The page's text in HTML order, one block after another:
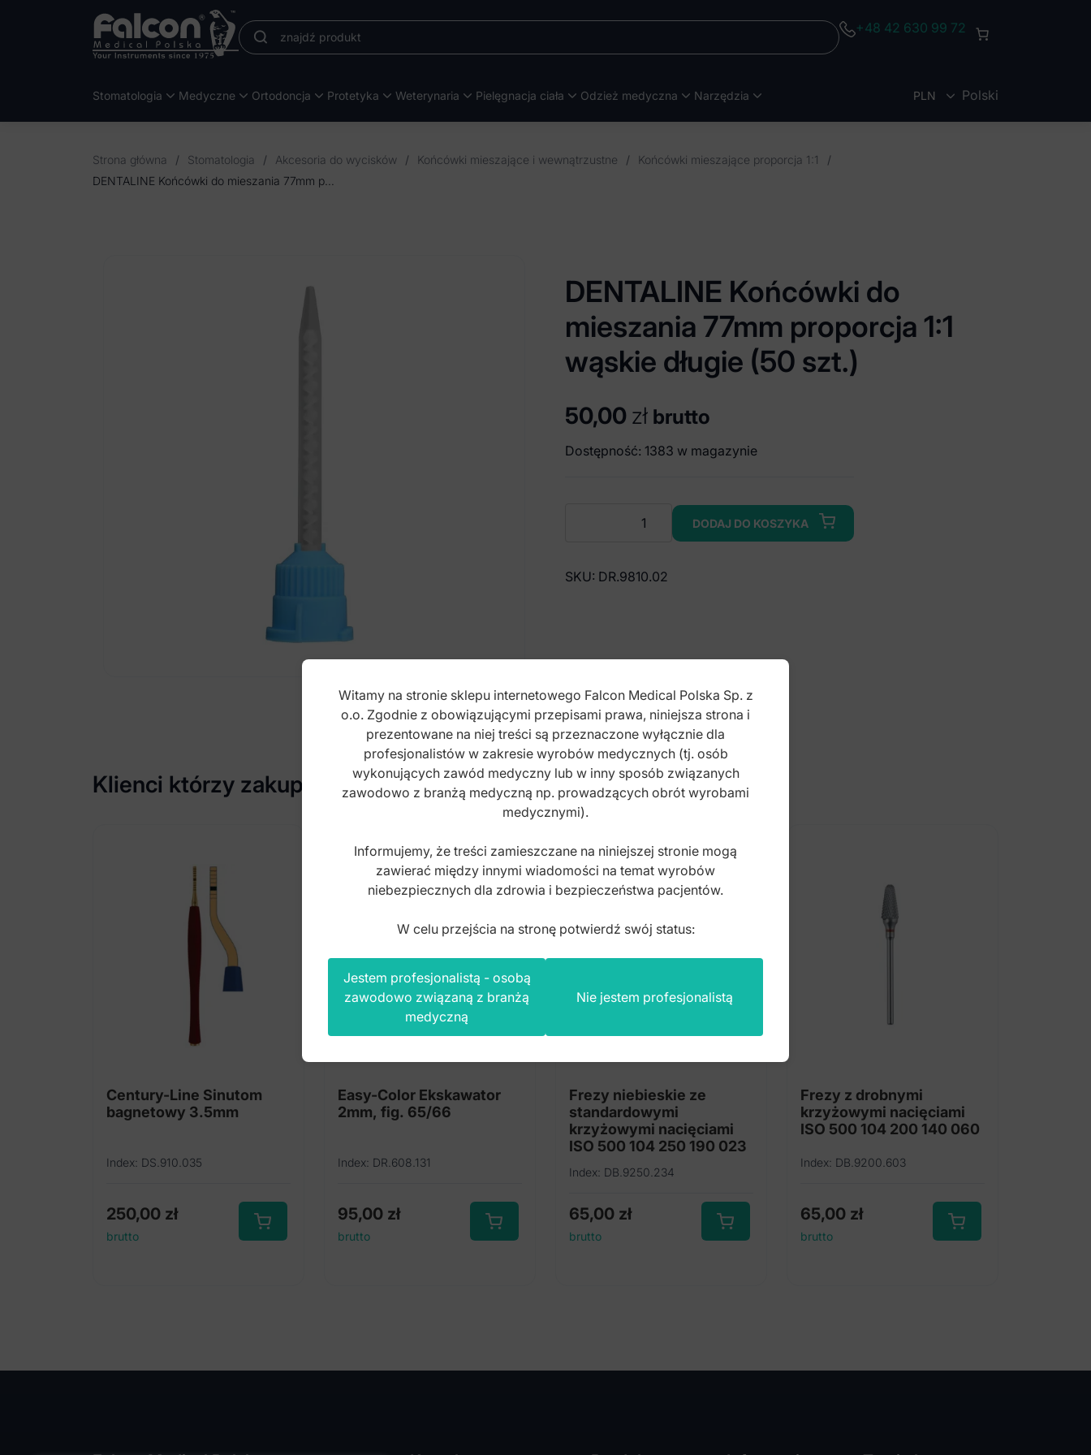
+48 42 630 99 72
Stomatologia Medyczne Ortodoncja Protetyka Weterynaria Pielęgnacja ciała Odzież medyczna Narzędzia PLN Polski
Strona główna / Stomatologia / Akcesoria do wycisków / Końcówki mieszające i wewnątrzustne / Końcówki mieszające proporcja 1:1
/
DENTALINE Końcówki do
mieszania 77mm proporcja 1:1
wąskie długie (50 szt.)
50,00 zł brutto
Dostępność: 1383 w magazynie
do
długie
(50
DODAJ DO KOSZYKA
SKU: DR.9810.02
Klienci którzy zakupili ten produkt kupili również
Century-Line Sinutom
bagnetowy 3.5mm
Index: DS.910.035
250,00 zł
brutto
Easy-Color Ekskawator
2mm, fig. 65/66
Index: DR.608.131
95,00 zł
brutto
Frezy niebieskie ze
standardowymi
krzyżowymi nacięciami
ISO 500 104 250 190 023
Index: DB.9250.234
65,00 zł
brutto
Frezy z drobnymi
krzyżowymi nacięciami
ISO 500 104 200 140 060
Index: DB.9200.603
65,00 zł
brutto
Witamy na stronie sklepu internetowego Falcon Medical Polska Sp. z
o.o. Zgodnie z obowiązującymi przepisami prawa, niniejsza strona i
prezentowane na niej treści są przeznaczone wyłącznie dla
profesjonalistów w zakresie wyrobów medycznych (tj. osób
wykonujących zawód medyczny lub w inny sposób związanych
zawodowo z branżą medyczną np. prowadzących obrót wyrobami
medycznymi).
Informujemy, że treści zamieszczane na niniejszej stronie mogą
zawierać między innymi wiadomości na temat wyrobów
niebezpiecznych dla zdrowia i bezpieczeństwa pacjentów.
W celu przejścia na stronę potwierdź swój status:
Jestem profesjonalistą - osobą
zawodowo związaną z branżą
medyczną
Nie jestem profesjonalistą